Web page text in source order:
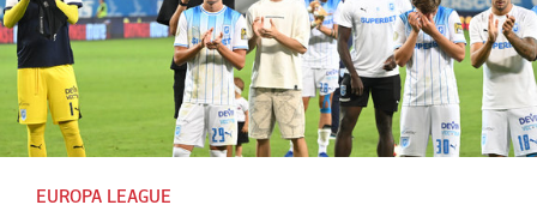
transport
at cu
ambulan
ţa la
spital
bil
iniţiativa
în repriza
secundă
”Sacrifica
t” |
VIDEO
EXCLUSI
V
EUROPA LEAGUE